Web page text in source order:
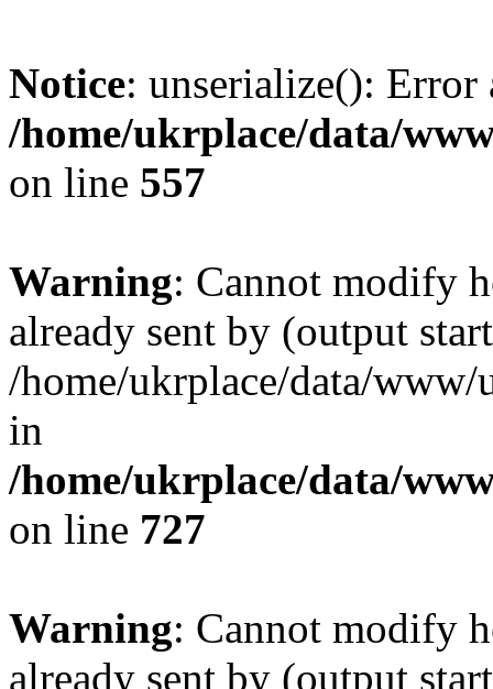
Notice: unserialize():
/home/ukrplace/data/
on line 557
Warning: Cannot modify
already sent by (output
/home/ukrplace/data/
in
/home/ukrplace/data/
on line 727
Warning: Cannot modify
already sent by (output